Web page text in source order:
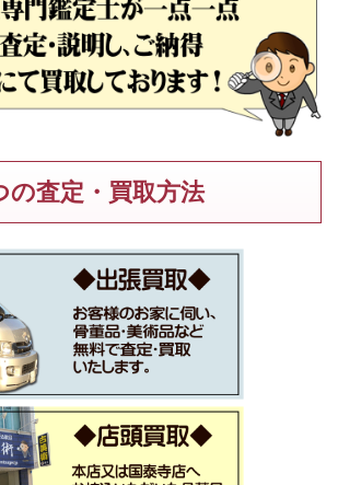
の査定・買取方法